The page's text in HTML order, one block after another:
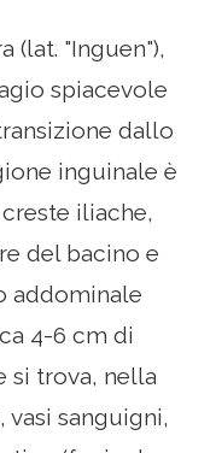
(lat. "Inguen"),
spiacevole
dallo
inguinale è
iliache,
del bacino e
addominale
4-6 cm di
si trova, nella
sanguigni,